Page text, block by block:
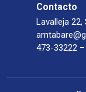
Contacto
Lavalleja 22,
473-33222